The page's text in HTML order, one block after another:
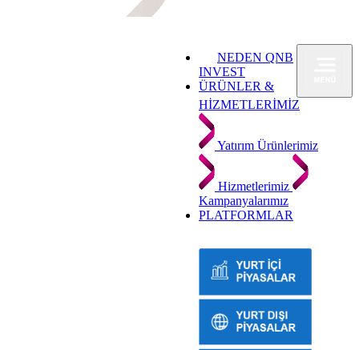
NEDEN QNB
INVEST
ÜRÜNLER &
HİZMETLERİMİZ
Yatırım Ürünlerimiz
Hizmetlerimiz
Kampanyalarımız
PLATFORMLAR